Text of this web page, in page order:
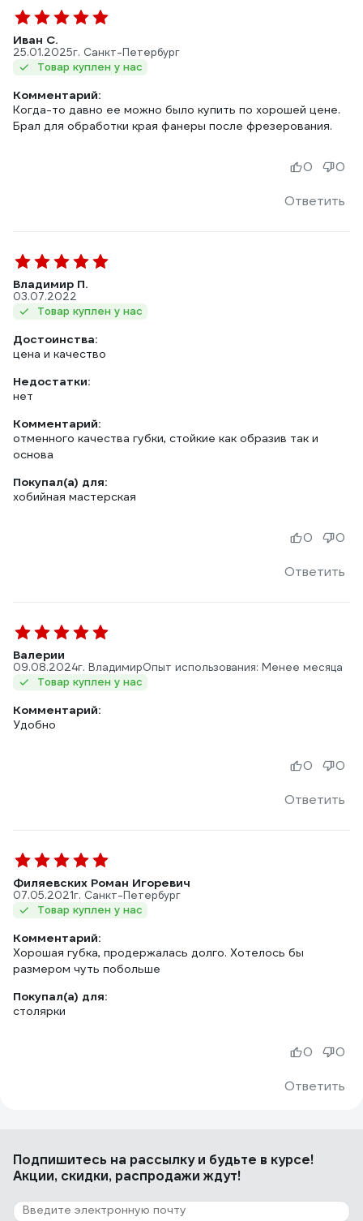
Иван С.
25.01.2025г. Санкт-Петербург
Товар куплен у нас
Комментарий:
Когда-то давно ее можно было купить по хорошей цене.
Брал для обработки края фанеры после фрезерования.
Ответить
0 0
Владимир П.
03.07.2022
Товар куплен у нас
Достоинства:
цена и качество
Недостатки:
нет
Комментарий:
отменного качества губки, стойкие как образив так и
основа
Покупал(а) для:
хобийная мастерская
Ответить
0 0
Валерии
09.08.2024г. ВладимирОпыт использования: Менее месяца
Товар куплен у нас
Комментарий:
Удобно
Ответить
0 0
Филяевских Роман Игоревич
07.05.2021г. Санкт-Петербург
Товар куплен у нас
Комментарий:
Хорошая губка, продержалась долго. Хотелось бы
размером чуть побольше
Покупал(а) для:
столярки
Ответить
0 0
Подпишитесь на рассылкуи будьте в курсе!
Акции, скидки, распродажи ждут!